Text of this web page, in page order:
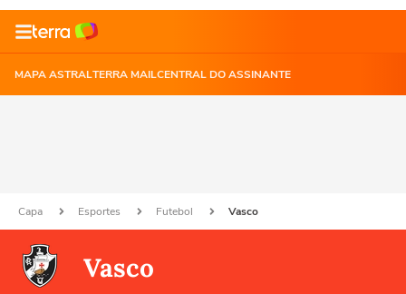
MAPA ASTRALTERRA MAILCENTRAL DO ASSINANTE
Capa Esportes Futebol Vasco
Vasco